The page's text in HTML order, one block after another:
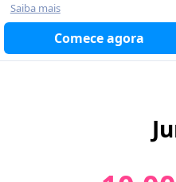
Saiba mais
Comece agora